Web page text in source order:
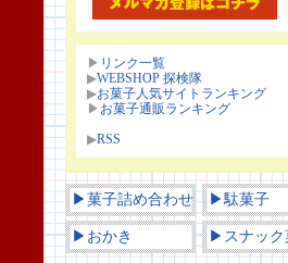
▶ リンク一覧
▶WEBSHOP 探検隊
▶お菓子人気サイトランキング
▶ お菓子通販ランキング
▶RSS
▶菓子詰め合わせ ▶駄菓子
▶おかき ▶スナック